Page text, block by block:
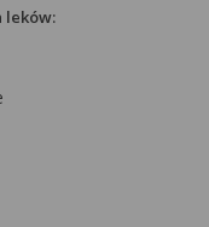
leków: